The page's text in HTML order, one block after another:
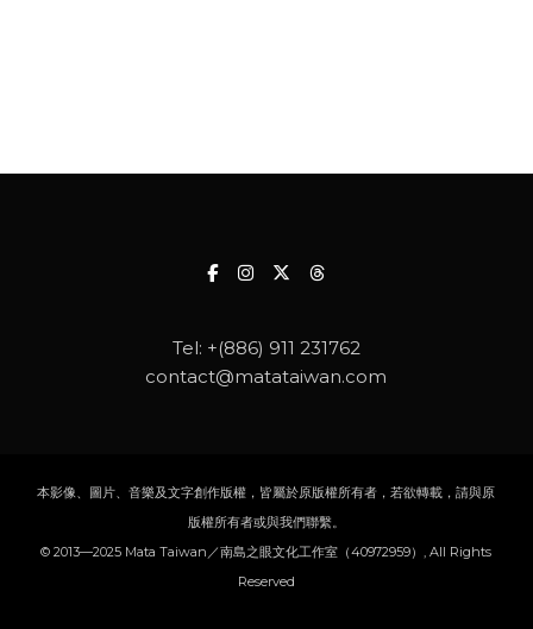
Tel: +(886) 911 231762
contact@matataiwan.com
本影像、圖片、音樂及文字創作版權，皆屬於原版權所有者，若欲轉載，請與原
版權所有者或與我們聯繫。
© 2013—2025 Mata Taiwan／南島之眼文化工作室（40972959）, All Rights
Reserved